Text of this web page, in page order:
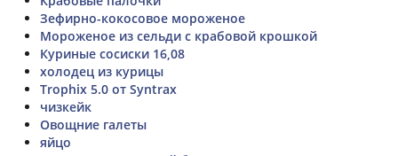
Зефирно-кокосовое мороженое
Мороженое из сельди с крабовой крошкой
Куриные сосиски 16,08
холодец из курицы
Trophix 5.0 от Syntrax
чизкейк
Овощние галеты
яйцо